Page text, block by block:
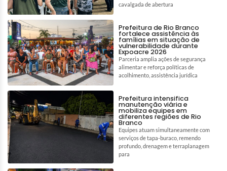
cavalgada de abertura
Prefeitura de Rio Branco
fortalece assistência às
famílias em situação de
vulnerabilidade durante
Expoacre 2026
Parceria amplia ações de segurança
alimentar e reforça políticas de
acolhimento, assistência jurídica
Prefeitura intensifica
manutenção viária e
mobiliza equipes em
diferentes regiões de Rio
Branco
Equipes atuam simultaneamente com
serviços de tapa-buraco, remendo
profundo, drenagem e terraplanagem
para